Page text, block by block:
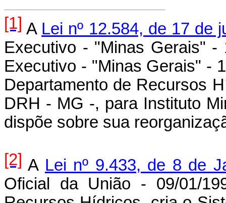
[1] A Lei nº 12.584, de 17 de
Executivo - "Minas Gerais" -
Executivo - "Minas Gerais" -
Departamento de Recursos
DRH - MG -, para Instituto
dispõe sobre sua
[2] A Lei nº 9.433, de 8 de
Oficial da União - 09/01/